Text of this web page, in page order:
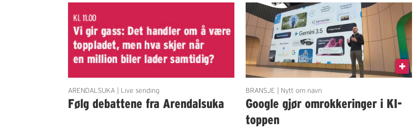
ARENDALSUKA | Live sending
Følg debattene fra Arendalsuka
BRANSJE | Nytt om navn
Google gjør omrokkeringer i KI-
toppen